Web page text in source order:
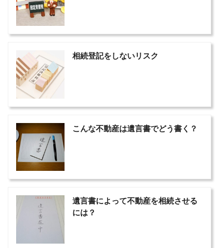
相続登記をしないリスク
こんな不動産は遺言書でどう書く？
遺言書によって不動産を相続させる
には？